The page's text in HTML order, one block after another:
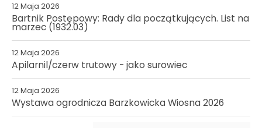
12 Maja 2026
Bartnik Postępowy: Rady dla początkujących. List na
marzec (1932.03)
12 Maja 2026
Apilarnil/czerw trutowy - jako surowiec
12 Maja 2026
Wystawa ogrodnicza Barzkowicka Wiosna 2026